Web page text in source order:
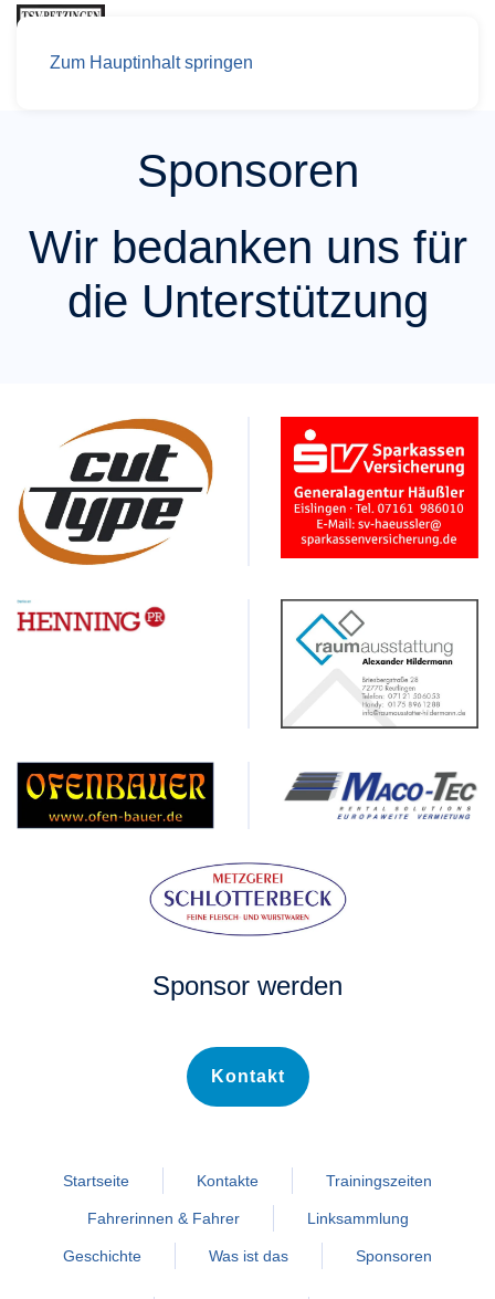
Zum Hauptinhalt springen
Sponsoren
Wir bedanken uns für
die Unterstützung
Sponsor werden
Kontakt
Startseite Kontakte Trainingszeiten
Fahrerinnen & Fahrer Linksammlung
Geschichte Was ist das Sponsoren